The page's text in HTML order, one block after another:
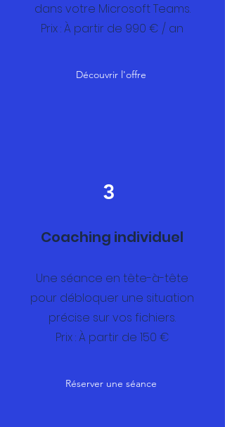
dans votre Microsoft Teams.
Prix : À partir de 990 € / an
Découvrir l'offre
3
Coaching individuel
Une séance en tête-à-tête
pour débloquer une situation
précise sur vos fichiers.
Prix : À partir de 150 €
Réserver une séance